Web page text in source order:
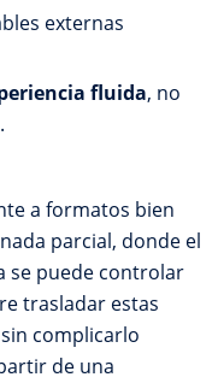
externas
fluida, no
a formatos bien
parcial, donde el
se puede controlar
trasladar estas
complicarlo
de una